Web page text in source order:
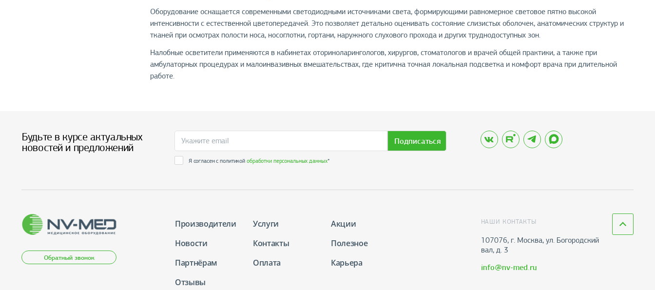
Оборудование оснащается современными светодиодными источниками света, формирующими равномерное световое пятно высокой
интенсивности с естественной цветопередачей. Это позволяет детально оценивать состояние слизистых оболочек, анатомических структур и
тканей при осмотрах полости носа, носоглотки, гортани, наружного слухового прохода и других труднодоступных зон.
Налобные осветители применяются в кабинетах оториноларингологов, хирургов, стоматологов и врачей общей практики, а также при
амбулаторных процедурах и малоинвазивных вмешательствах, где критична точная локальная подсветка и комфорт врача при длительной
работе.
Будьте в курсе актуальных
новостей и предложений
Подписаться
Я согласен с политикойобработки персональных данных*
Обратный звонок
Производители Услуги
Акции
Новости
Контакты
Полезное
Партнёрам
Оплата
Карьера
Отзывы
НАШИ КОНТАКТЫ
107076, г. Москва, ул. Богородский
вал, д. 3
info@nv-med.ru